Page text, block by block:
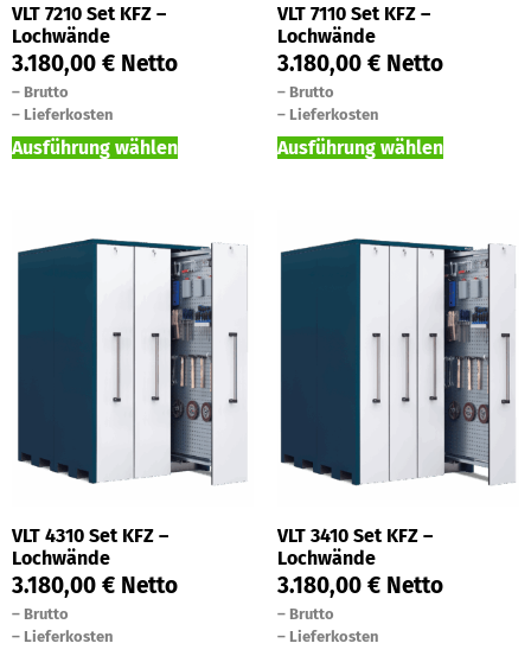
VLT 7210 Set KFZ –
Lochwände
3.180,00 € Netto
– Brutto
– Lieferkosten
Ausführung wählen
VLT 7110 Set KFZ –
Lochwände
3.180,00 € Netto
– Brutto
– Lieferkosten
Ausführung wählen
VLT 4310 Set KFZ –
Lochwände
3.180,00 € Netto
– Brutto
– Lieferkosten
VLT 3410 Set KFZ –
Lochwände
3.180,00 € Netto
– Brutto
– Lieferkosten